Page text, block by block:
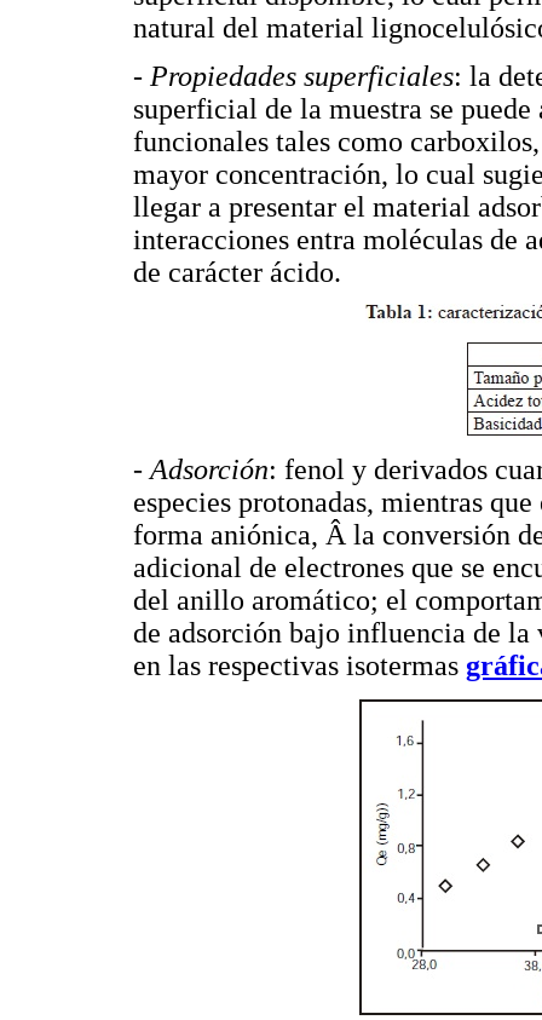
natural del material
- Propiedades superficiales: la
superficial de la muestra se
funcionales tales como
mayor concentración, lo cual
llegar a presentar el material
interacciones entra moléculas de
de carácter ácido.
- Adsorción: fenol y derivados
especies protonadas, mientras
forma aniónica, Â la conversión
adicional de electrones que se
del anillo aromático; el
de adsorción bajo influencia de
en las respectivas isotermas